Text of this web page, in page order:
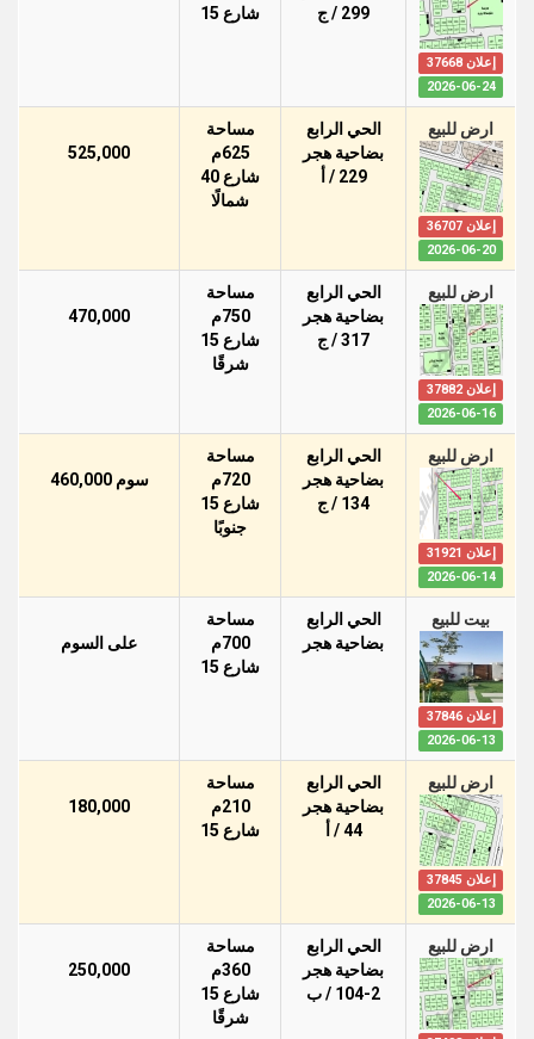
إعلان 37668
2026-06-24
299 / ج
شارع 15
ارض للبيع
إعلان 36707
2026-06-20
الحي الرابع
بضاحية هجر
229 / أ
مساحة
625م
شارع 40
شمالًا
525,000
ارض للبيع
إعلان 37882
2026-06-16
الحي الرابع
بضاحية هجر
317 / ج
مساحة
750م
شارع 15
شرقًا
470,000
ارض للبيع
إعلان 31921
2026-06-14
الحي الرابع
بضاحية هجر
134 / ج
مساحة
720م
شارع 15
جنوبًا
سوم 460,000
بيت للبيع
إعلان 37846
2026-06-13
الحي الرابع
بضاحية هجر
مساحة
700م
شارع 15
على السوم
ارض للبيع
إعلان 37845
2026-06-13
الحي الرابع
بضاحية هجر
44 / أ
مساحة
210م
شارع 15
180,000
ارض للبيع
الحي الرابع
بضاحية هجر
104-2 / ب
مساحة
360م
شارع 15
شرقًا
250,000